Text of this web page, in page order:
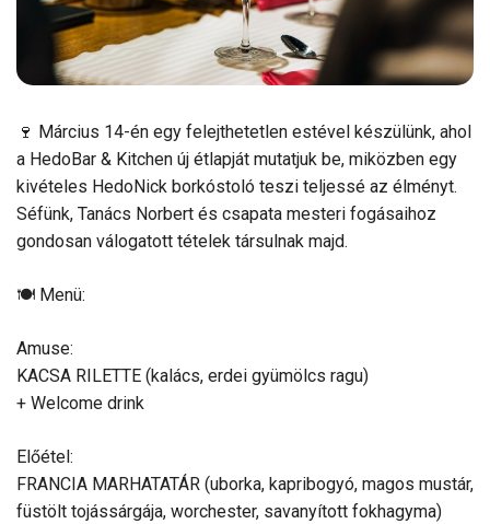
🍷 Március 14-én egy felejthetetlen estével készülünk, ahol
a HedoBar & Kitchen új étlapját mutatjuk be, miközben egy
kivételes HedoNick borkóstoló teszi teljessé az élményt.
Séfünk, Tanács Norbert és csapata mesteri fogásaihoz
gondosan válogatott tételek társulnak majd.
🍽️ Menü:
Amuse:
KACSA RILETTE (kalács, erdei gyümölcs ragu)
+ Welcome drink
Előétel:
FRANCIA MARHATATÁR (uborka, kapribogyó, magos mustár,
füstölt tojássárgája, worchester, savanyított fokhagyma)